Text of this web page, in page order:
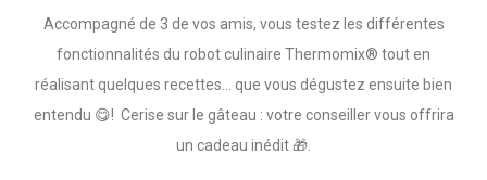
Accompagné de 3 de vos amis, vous testez les différentes
fonctionnalités du robot culinaire Thermomix® tout en
réalisant quelques recettes… que vous dégustez ensuite bien
entendu 😋! Cerise sur le gâteau : votre conseiller vous offrira
un cadeau inédit 🎁.